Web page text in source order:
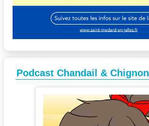
Podcast Chandail & Chignon